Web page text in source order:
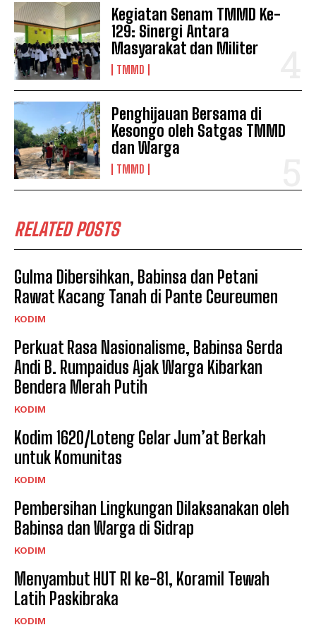
Kegiatan Senam TMMD Ke-
129: Sinergi Antara
Masyarakat dan Militer
TMMD
Penghijauan Bersama di
Kesongo oleh Satgas TMMD
dan Warga
TMMD
RELATED POSTS
Gulma Dibersihkan, Babinsa dan Petani
Rawat Kacang Tanah di Pante Ceureumen
KODIM
Perkuat Rasa Nasionalisme, Babinsa Serda
Andi B. Rumpaidus Ajak Warga Kibarkan
Bendera Merah Putih
KODIM
Kodim 1620/Loteng Gelar Jum’at Berkah
untuk Komunitas
KODIM
Pembersihan Lingkungan Dilaksanakan oleh
Babinsa dan Warga di Sidrap
KODIM
Menyambut HUT RI ke-81, Koramil Tewah
Latih Paskibraka
KODIM